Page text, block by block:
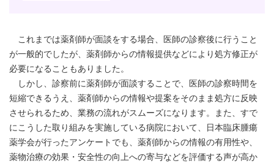
これまでは薬剤師が面談をする場合、医師の診察後に行うこと
が一般的でしたが、薬剤師からの情報提供などにより処方修正が
必要になることもありました。
しかし、診察前に薬剤師が面談することで、医師の診察時間を
短縮できるうえ、薬剤師からの情報や提案をそのまま処方に反映
させられるため、業務の流れがスムーズになります。また、すで
にこうした取り組みを実施している病院において、日本臨床腫瘍
薬学会が行ったアンケートでも、薬剤師からの情報の有用性や、
薬物治療の効果・安全性の向上への寄与などを評価する声が高か